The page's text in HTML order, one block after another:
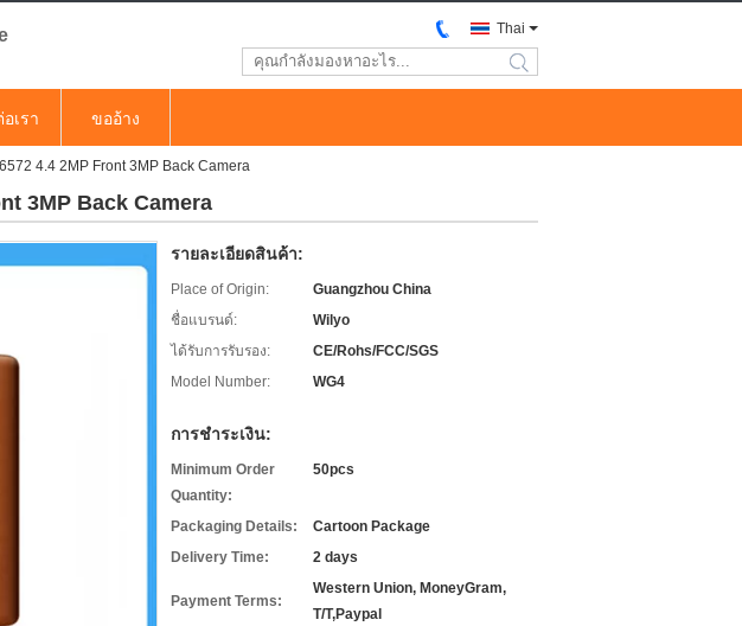
Thai
search
เรา ขออ้าง
4.4 2MP Front 3MP Back Camera
3MP Back Camera
รายละเอียดสินค้า:
Place of Origin:
Guangzhou China
ชื่อแบรนด์:
Wilyo
ได้รับการรับรอง:
CE/Rohs/FCC/SGS
Model Number:
WG4
การชำระเงิน:
Minimum Order
Quantity:
50pcs
Packaging Details:
Cartoon Package
Delivery Time:
2 days
Payment Terms:
Western Union, MoneyGram,
T/T,Paypal